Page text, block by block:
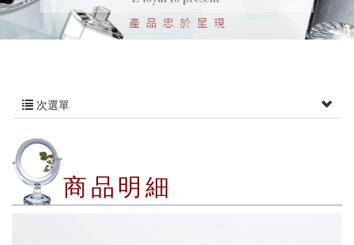
次選單
商品明細